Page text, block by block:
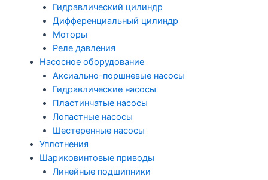
Гидравлический цилиндр
Дифференциальный цилиндр
Моторы
Реле давления
Насосное оборудование
Аксиально-поршневые насосы
Гидравлические насосы
Пластинчатые насосы
Лопастные насосы
Шестеренные насосы
Уплотнения
Шариковинтовые приводы
Линейные подшипники